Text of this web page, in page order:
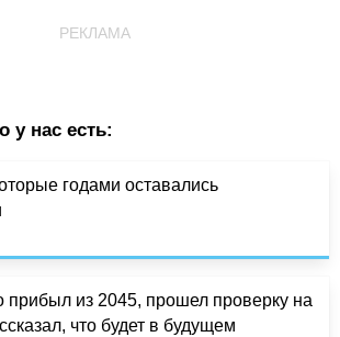
РЕКЛАМА
у нас есть:
годами оставались
прибыл из 2045, прошел проверку на
что будет в будущем